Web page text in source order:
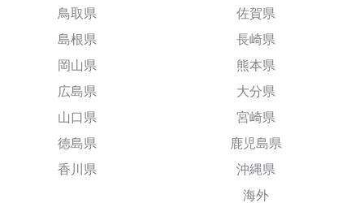
鳥取県
島根県
岡山県
広島県
山口県
徳島県
香川県
佐賀県
長崎県
熊本県
大分県
宮崎県
鹿児島県
沖縄県
海外